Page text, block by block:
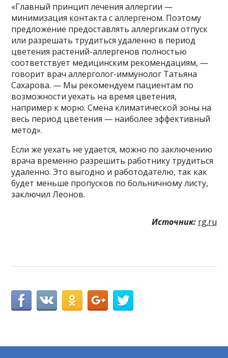
«Главный принцип лечения аллергии —
минимизация контакта с аллергеном. Поэтому
предложение предоставлять аллергикам отпуск
или разрешать трудиться удаленно в период
цветения растений-аллергенов полностью
соответствует медицинским рекомендациям, —
говорит врач аллерголог-иммунолог Татьяна
Сахарова. — Мы рекомендуем пациентам по
возможности уехать на время цветения,
например к морю. Смена климатической зоны на
весь период цветения — наиболее эффективный
метод».
Если же уехать не удается, можно по заключению
врача временно разрешить работнику трудиться
удаленно. Это выгодно и работодателю, так как
будет меньше пропусков по больничному листу,
заключил Леонов.
Источник: rg.ru